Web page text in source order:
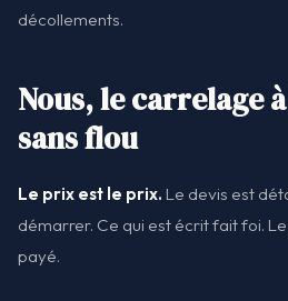
décollements.
Nous, le carrelage
sans flou
Le prix est le prix. Le devis est
démarrer. Ce qui est écrit fait foi.
payé.